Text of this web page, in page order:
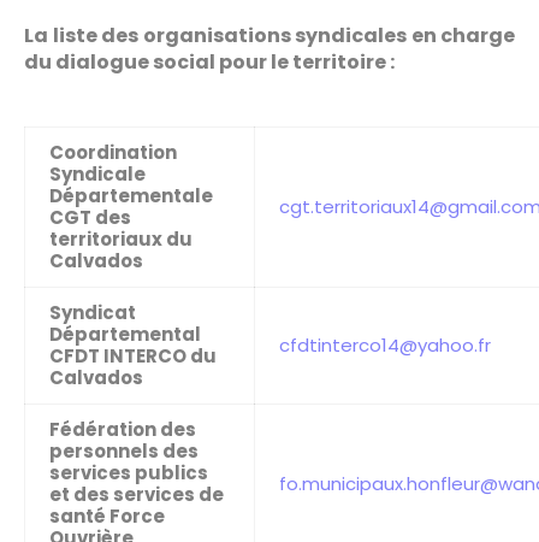
La liste des organisations syndicales en charge
du dialogue social pour le territoire :
Coordination
Syndicale
Départementale
CGT des
territoriaux du
Calvados
Syndicat
Départemental
CFDT INTERCO du
Calvados
cfdtinterco14@yahoo.fr
Fédération des
personnels des
services publics
et des services de
santé Force